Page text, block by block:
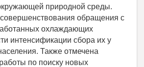
природной среды.
обращения с
охлаждающих
интенсификации сбора их у
Также отмечена
по поиску новых